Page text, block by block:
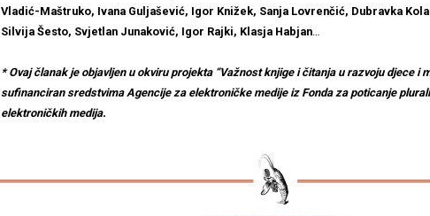
Vladić-Maštruko, Ivana Guljašević, Igor Knižek, Sanja Lovrenčić, Dubravka
Silvija Šesto, Svjetlan Junaković, Igor Rajki, Klasja Habjan
* Ovaj članak je objavljen u okviru projekta “Važnost knjige i čitanja u razvoju djece i
sufinanciran sredstvima Agencije za elektroničke medije iz Fonda za poticanje
elektroničkih medija.